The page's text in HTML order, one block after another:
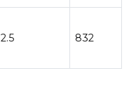
2.5 832